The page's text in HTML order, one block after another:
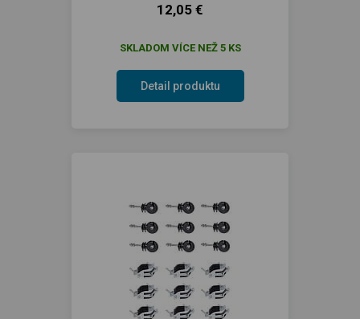
12,05 €
SKLADOM VÍCE NEŽ 5 KS
Detail produktu